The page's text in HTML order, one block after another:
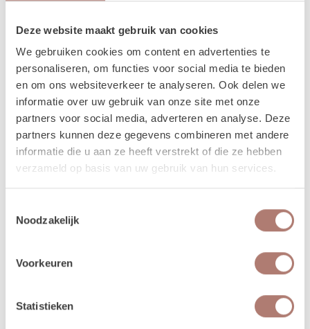
Deze website maakt gebruik van cookies
We gebruiken cookies om content en advertenties te
personaliseren, om functies voor social media te bieden
en om ons websiteverkeer te analyseren. Ook delen we
informatie over uw gebruik van onze site met onze
partners voor social media, adverteren en analyse. Deze
partners kunnen deze gegevens combineren met andere
informatie die u aan ze heeft verstrekt of die ze hebben
verzameld op basis van uw gebruik van hun services.
Noodzakelijk
Voorkeuren
Statistieken
Benieuwd hoe dat precies werkt? Check dan
reelwaarin we het stap voor stap laten zien.
Tip: Is je ondergrond niet helemaal vlak of staan ze pal op de
wind? Zet ze dan vast met een haring of touw!
Verhuur - Hoe werkt het?
Al onze verhuur items huur je voor 3 dagen, voor de
prijs van 1! Zo krijg je lekker de tijd om op en af te
en met maandag. Kies bij het reserveren dus alleen de
gebruiksdag. Dus huur je op 25 april, kies dan van 25
cadeau!
echter pas definitief na betaling.